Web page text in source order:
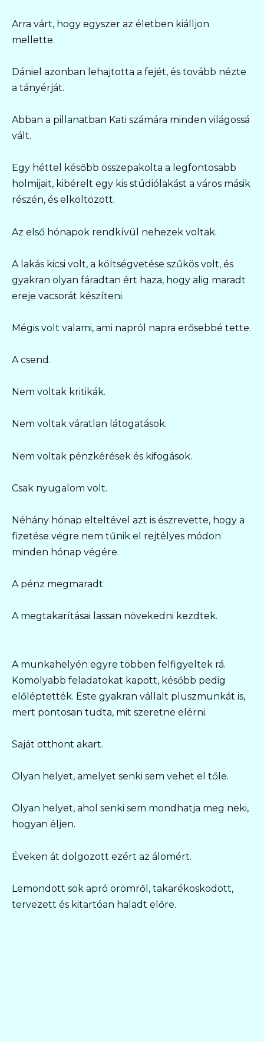
Arra várt, hogy egyszer az életben kiálljon
mellette.
Dániel azonban lehajtotta a fejét, és tovább nézte
a tányérját.
Abban a pillanatban Kati számára minden világossá
vált.
Egy héttel később összepakolta a legfontosabb
holmijait, kibérelt egy kis stúdiólakást a város másik
részén, és elköltözött.
Az első hónapok rendkívül nehezek voltak.
A lakás kicsi volt, a költségvetése szűkös volt, és
gyakran olyan fáradtan ért haza, hogy alig maradt
ereje vacsorát készíteni.
Mégis volt valami, ami napról napra erősebbé tette.
A csend.
Nem voltak kritikák.
Nem voltak váratlan látogatások.
Nem voltak pénzkérések és kifogások.
Csak nyugalom volt.
Néhány hónap elteltével azt is észrevette, hogy a
fizetése végre nem tűnik el rejtélyes módon
minden hónap végére.
A pénz megmaradt.
A megtakarításai lassan növekedni kezdtek.
A munkahelyén egyre többen felfigyeltek rá.
Komolyabb feladatokat kapott, később pedig
előléptették. Este gyakran vállalt pluszmunkát is,
mert pontosan tudta, mit szeretne elérni.
Saját otthont akart.
Olyan helyet, amelyet senki sem vehet el tőle.
Olyan helyet, ahol senki sem mondhatja meg neki,
hogyan éljen.
Éveken át dolgozott ezért az álomért.
Lemondott sok apró örömről, takarékoskodott,
tervezett és kitartóan haladt előre.